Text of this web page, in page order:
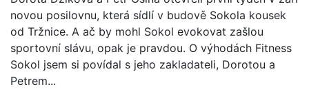
novou posilovnu, která sídlí v budově Sokola kousek
od Tržnice. A ač by mohl Sokol evokovat zašlou
sportovní slávu, opak je pravdou. O výhodách Fitness
Sokol jsem si povídal s jeho zakladateli, Dorotou a
Petrem...